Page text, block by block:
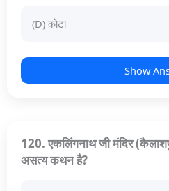
(D) कोटा
Show
120. एकलिंगनाथ जी मंदिर
असत्य कथन है?